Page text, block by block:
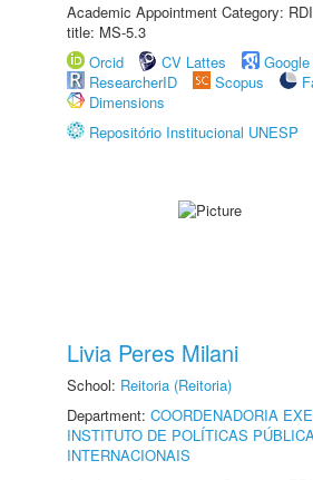
Academic Appointment Category:
title: MS-5.3
Orcid
CV Lattes
ResearcherID
Scopus
Dimensions
Repositório Institucional UNESP
Livia Peres Milani
School: Reitoria (Reitoria)
Department: COORDENADORIA
INSTITUTO DE POLÍTICAS
INTERNACIONAIS